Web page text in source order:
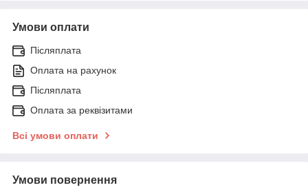
Умови оплати
Післяплата
Оплата на рахунок
Післяплата
Оплата за реквізитами
Всі умови оплати
Умови повернення